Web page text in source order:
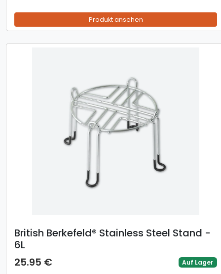
Produkt ansehen
British Berkefeld® Stainless Steel Stand -
6L
25.95 €
Auf Lager